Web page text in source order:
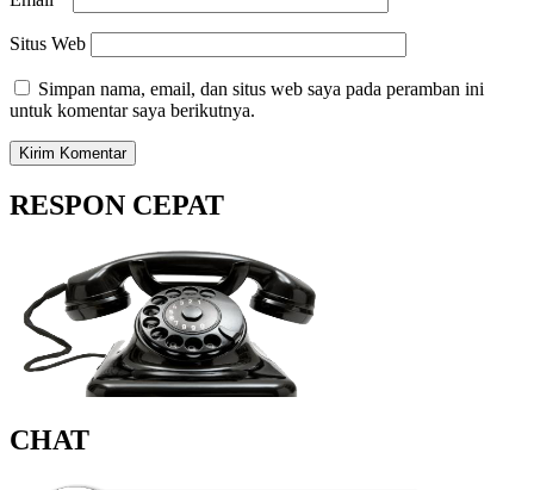
Situs Web
Simpan nama, email, dan situs web saya pada peramban ini
untuk komentar saya berikutnya.
RESPON CEPAT
CHAT